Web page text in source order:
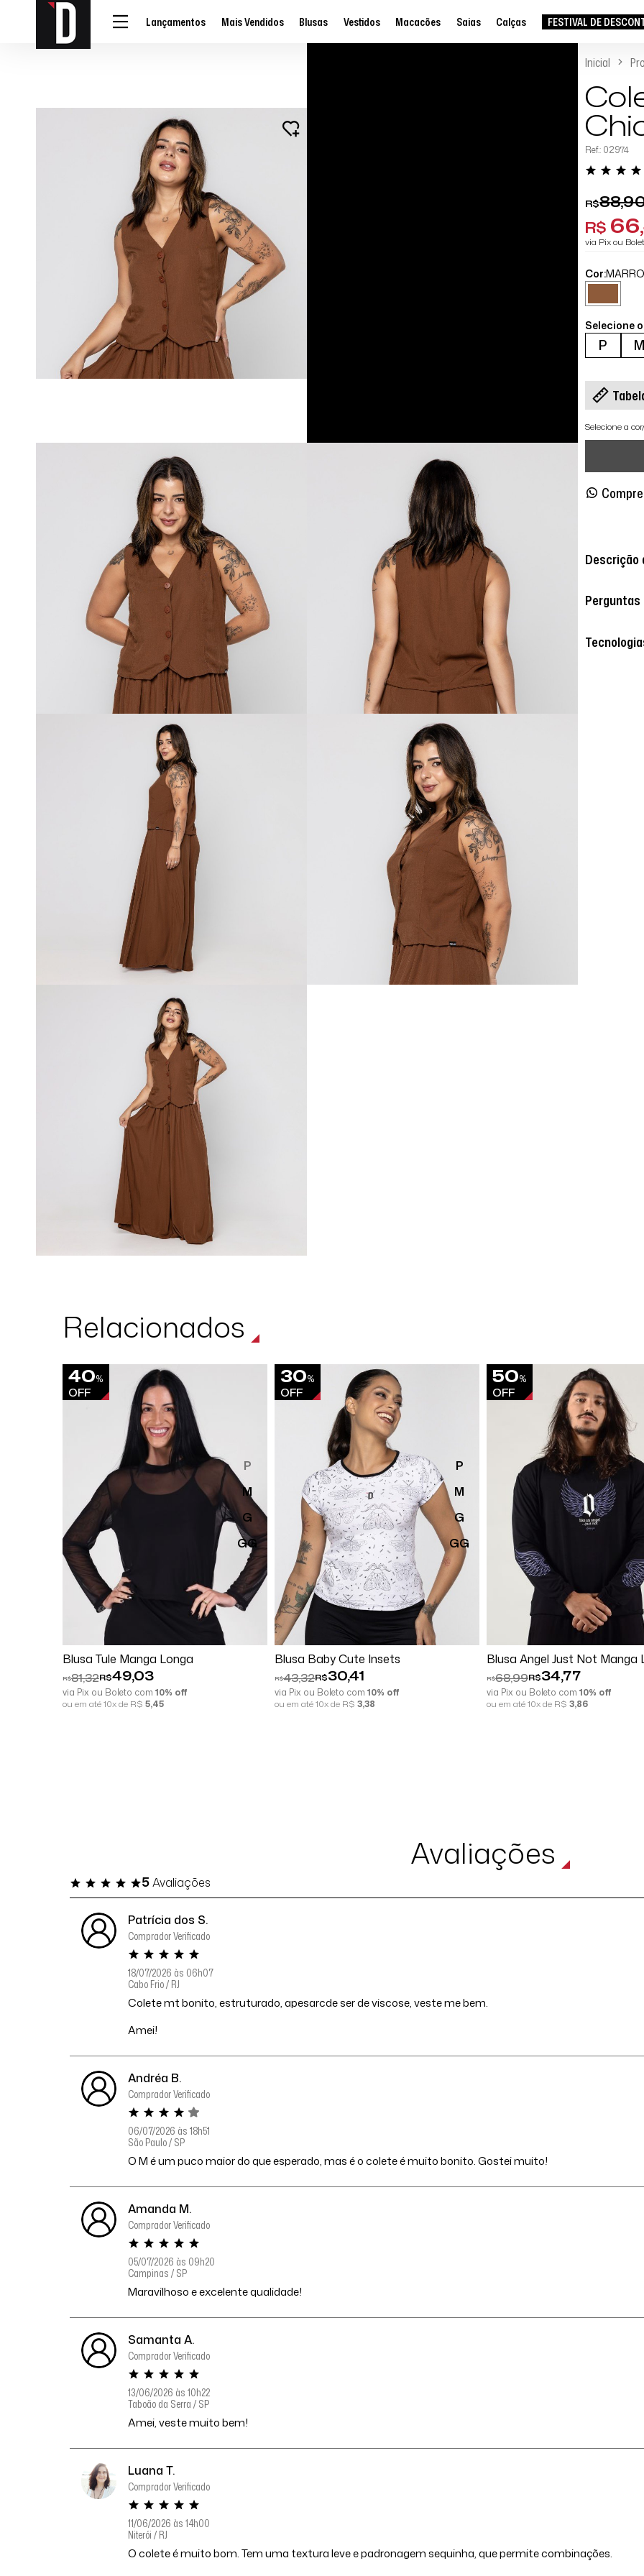
Lançamentos Mais Vendidos Blusas Vestidos Macacões Saias Calças FESTIVAL DE
Inicial
Ref.: 02974
R$
R$
via Pix ou
Cor:
Selecione
P M
Selecione a
Descrição
Relacionados
40%
OFF
P
M
G
GG
Blusa Tule Manga Longa
R$81,32R$49,03
via Pix ou Boleto com10% off
ou em até 10x de R$ 5,45
30%
OFF
P
M
G
GG
Blusa Baby Cute Insets
R$43,32R$30,41
via Pix ou Boleto com10% off
ou em até 10x de R$ 3,38
50%
OFF
Blusa Angel Just Not Manga
R$68,99R$34,77
via Pix ou Boleto com10% off
ou em até 10x de R$ 3,86
Comprar
Avaliações
5Avaliações
Patrícia dos S.
Comprador Verificado
18/07/2026 às 06h07
Cabo Frio / RJ
Colete mt bonito, estruturado, apesarcde ser de viscose, veste me bem.
Amei!
Andréa B.
Comprador Verificado
06/07/2026 às 18h51
São Paulo / SP
O M é um puco maior do que esperado, mas é o colete é muito bonito. Gostei muito!
Amanda M.
Comprador Verificado
05/07/2026 às 09h20
Campinas / SP
Maravilhoso e excelente qualidade!
Samanta A.
Comprador Verificado
13/06/2026 às 10h22
Taboão da Serra / SP
Amei, veste muito bem!
Luana T.
Comprador Verificado
11/06/2026 às 14h00
Niterói / RJ
O colete é muito bom. Tem uma textura leve e padronagem sequinha, que permite combinações.